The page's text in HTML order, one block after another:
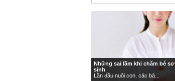
Những sai lầm khi chăm bé sơ
sinh
Lần đầu nuôi con, các bà...